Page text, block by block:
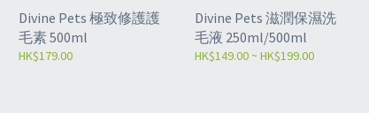
Divine Pets 極致修護護
毛素 500ml
HK$179.00
Divine Pets 滋潤保濕洗
毛液 250ml/500ml
HK$149.00 ~ HK$199.00